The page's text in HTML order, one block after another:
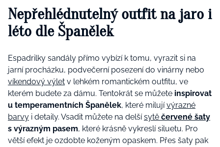
Nepřehlédnutelný outfit na jaro i
léto dle Španělek
Espadrilky sandály přímo vybízí k tomu, vyrazit si na
jarní procházku, podvečerní posezení do vinárny nebo
víkendový výlet v lehkém romantickém outfitu, ve
kterém budete za dámu. Tentokrát se můžete inspirovat
u temperamentních Španělek, které milujívýrazné
barvy i detaily. Vsadit můžete na delšísytě červené šaty
s výrazným pasem, které krásně vykreslí siluetu. Pro
větší efekt je ozdobte koženým opaskem. Přes šaty pak